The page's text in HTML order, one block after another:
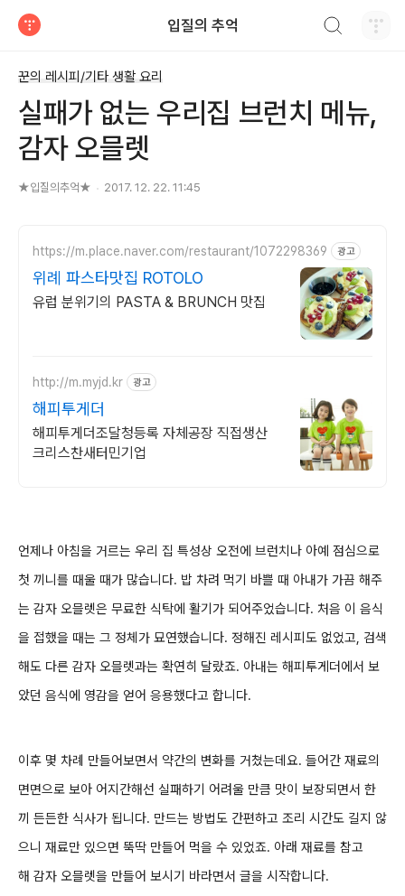
입질의 추억
꾼의 레시피/기타 생활 요리
실패가 없는 우리집 브런치 메뉴,
감자 오믈렛
★입질의추억★ 2017. 12. 22. 11:45
https://m.place.naver.com/restaurant/1072298369 광고
위례 파스타맛집 ROTOLO
유럽 분위기의 PASTA & BRUNCH 맛집
http://m.myjd.kr 광고
해피투게더
해피투게더조달청등록 자체공장 직접생산
크리스찬새터민기업
언제나 아침을 거르는 우리 집 특성상 오전에 브런치나 아예 점심으로
첫 끼니를 때울 때가 많습니다. 밥 차려 먹기 바쁠 때 아내가 가끔 해주
는 감자 오믈렛은 무료한 식탁에 활기가 되어주었습니다. 처음 이 음식
을 접했을 때는 그 정체가 묘연했습니다. 정해진 레시피도 없었고, 검색
해도 다른 감자 오믈렛과는 확연히 달랐죠. 아내는 해피투게더에서 보
았던 음식에 영감을 얻어 응용했다고 합니다.
이후 몇 차례 만들어보면서 약간의 변화를 거쳤는데요. 들어간 재료의
면면으로 보아 어지간해선 실패하기 어려울 만큼 맛이 보장되면서 한
끼 든든한 식사가 됩니다. 만드는 방법도 간편하고 조리 시간도 길지 않
으니 재료만 있으면 뚝딱 만들어 먹을 수 있었죠. 아래 재료를 참고
해 감자 오믈렛을 만들어 보시기 바라면서 글을 시작합니다.